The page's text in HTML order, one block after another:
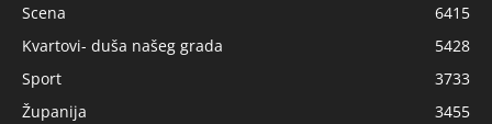
Scena
6415
Kvartovi- duša našeg grada
5428
Sport
3733
Županija
3455